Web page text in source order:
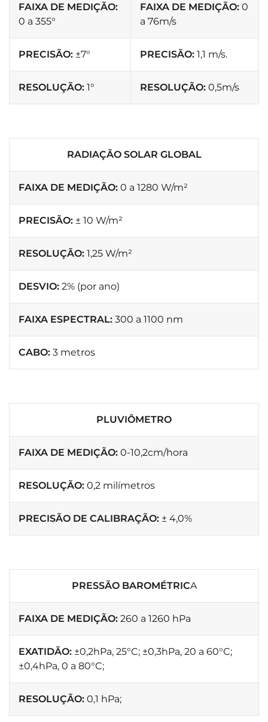
FAIXA DE MEDIÇÃO:
0 a 355°
FAIXA DE MEDIÇÃO: 0
a 76m/s
PRECISÃO: ±7° PRECISÃO: 1,1 m/s.
RESOLUÇÃO: 1° RESOLUÇÃO: 0,5m/s
RADIAÇÃO SOLAR GLOBAL
FAIXA DE MEDIÇÃO: 0 a 1280 W/m²
PRECISÃO: ± 10 W/m²
RESOLUÇÃO: 1,25 W/m²
DESVIO: 2% (por ano)
FAIXA ESPECTRAL: 300 a 1100 nm
CABO: 3 metros
PLUVIÔMETRO
FAIXA DE MEDIÇÃO: 0-10,2cm/hora
RESOLUÇÃO: 0,2 milímetros
PRECISÃO DE CALIBRAÇÃO: ± 4,0%
PRESSÃO BAROMÉTRICA
FAIXA DE MEDIÇÃO: 260 a 1260 hPa
EXATIDÃO: ±0,2hPa, 25°C; ±0,3hPa, 20 a 60°C;
±0,4hPa, 0 a 80°C;
RESOLUÇÃO: 0,1 hPa;